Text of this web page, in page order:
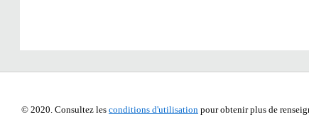
​​© 2020. Consultez les conditions d'utilisation pour obtenir plus de